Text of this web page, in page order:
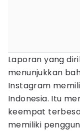
Laporan yang
menunjukkan
Instagram
Indonesia. Itu
keempat
memiliki